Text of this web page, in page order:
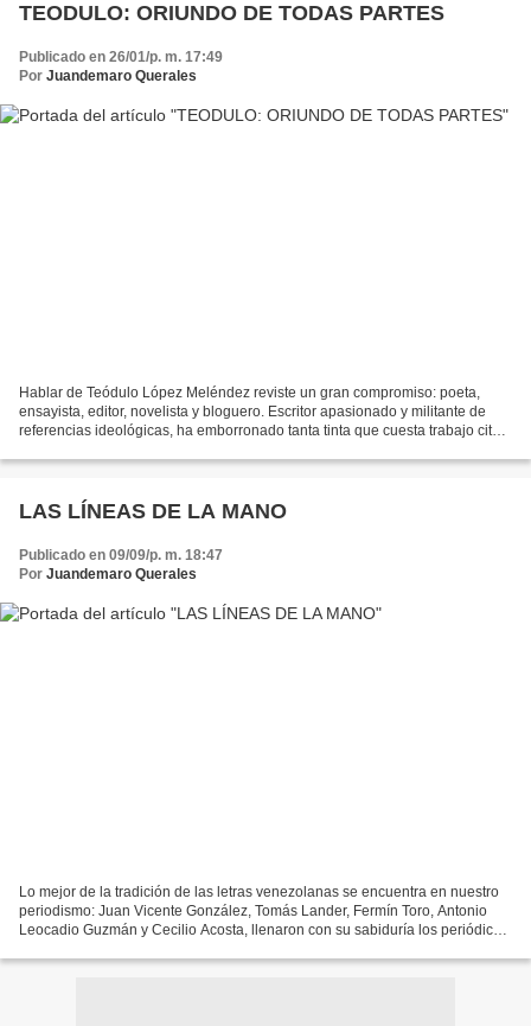
TEODULO: ORIUNDO DE TODAS PARTES
Publicado en 26/01/p. m. 17:49
Por Juandemaro Querales
Hablar de Teódulo López Meléndez reviste un gran compromiso: poeta,
ensayista, editor, novelista y bloguero. Escritor apasionado y militante de
referencias ideológicas, ha emborronado tanta tinta que cuesta trabajo citar
LAS LÍNEAS DE LA MANO
Publicado en 09/09/p. m. 18:47
Por Juandemaro Querales
Lo mejor de la tradición de las letras venezolanas se encuentra en nuestro
periodismo: Juan Vicente González, Tomás Lander, Fermín Toro, Antonio
Leocadio Guzmán y Cecilio Acosta, llenaron con su sabiduría los periódicos